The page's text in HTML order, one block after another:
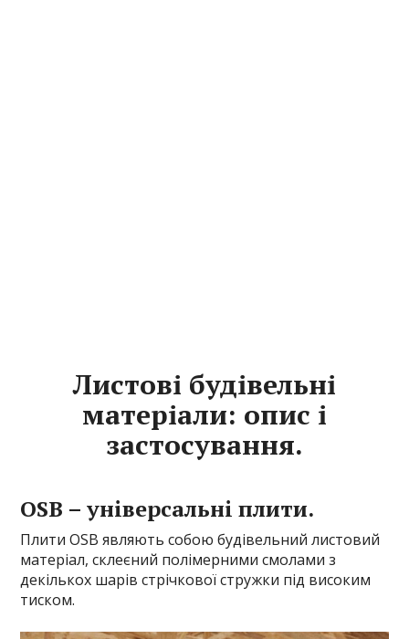
Листові будівельні
матеріали: опис і
застосування.
OSB – універсальні плити.
Плити OSB являють собою будівельний листовий
матеріал, склеєний полімерними смолами з
декількох шарів стрічкової стружки під високим
тиском.